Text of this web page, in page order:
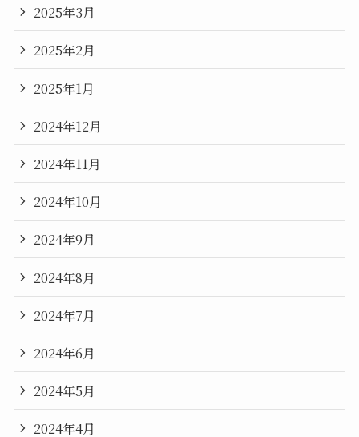
2025年3月
2025年2月
2025年1月
2024年12月
2024年11月
2024年10月
2024年9月
2024年8月
2024年7月
2024年6月
2024年5月
2024年4月